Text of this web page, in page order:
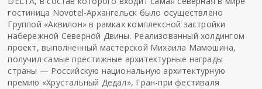
гостиница Novotel-Архангельск было осуществлено
Группой «Аквилон» в рамках комплексной застройки
набережной Северной Двины. Реализованный холдингом
проект, выполненный мастерской Михаила Мамошина,
получил самые престижные архитектурные награды
страны — Российскую национальную архитектурную
премию «Хрустальный Дедал», Гран-при фестиваля